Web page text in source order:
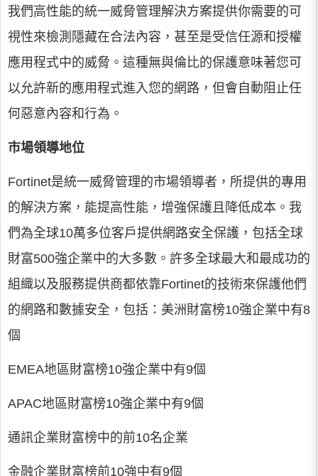
我們高性能的統一威脅管理解決方案提供你需要的可
視性來檢測隱藏在合法內容，甚至是受信任源和授權
應用程式中的威脅。這種無與倫比的保護意味著您可
以允許新的應用程式進入您的網路，但會自動阻止任
何惡意內容和行為。
市場領導地位
Fortinet是統一威脅管理的市場領導者，所提供的專用
的解決方案，能提高性能，增強保護且降低成本。我
們為全球10萬多位客戶提供網路安全保護，包括全球
財富500強企業中的大多數。許多全球最大和最成功的
組織以及服務提供商都依靠Fortinet的技術來保護他們
的網路和數據安全，包括：美洲財富榜10強企業中有8
個
EMEA地區財富榜10強企業中有9個
APAC地區財富榜10強企業中有9個
通訊企業財富榜中的前10名企業
金融企業財富榜前10強中有9個